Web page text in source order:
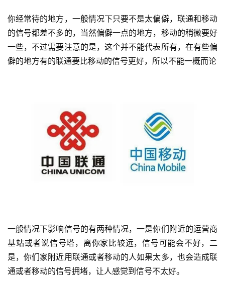
套
餐
电
你经常待的地方，一般情况下只要不是太偏僻，联通和移动
的信号都差不多的，当然偏僻一点的地方，移动的稍微要好
一些，不过需要注意的是，这个并不能代表所有，在有些偏
僻的地方有的联通要比移动的信号更好，所以不能一概而论
一般情况下影响信号的有两种情况，一是你们附近的运营商
基站或者说信号塔，离你家比较远，信号可能会不好，二
是，你们家附近用联通或者移动的人如果太多，也会造成联
通或者移动的信号拥堵，让人感觉到信号不太好。